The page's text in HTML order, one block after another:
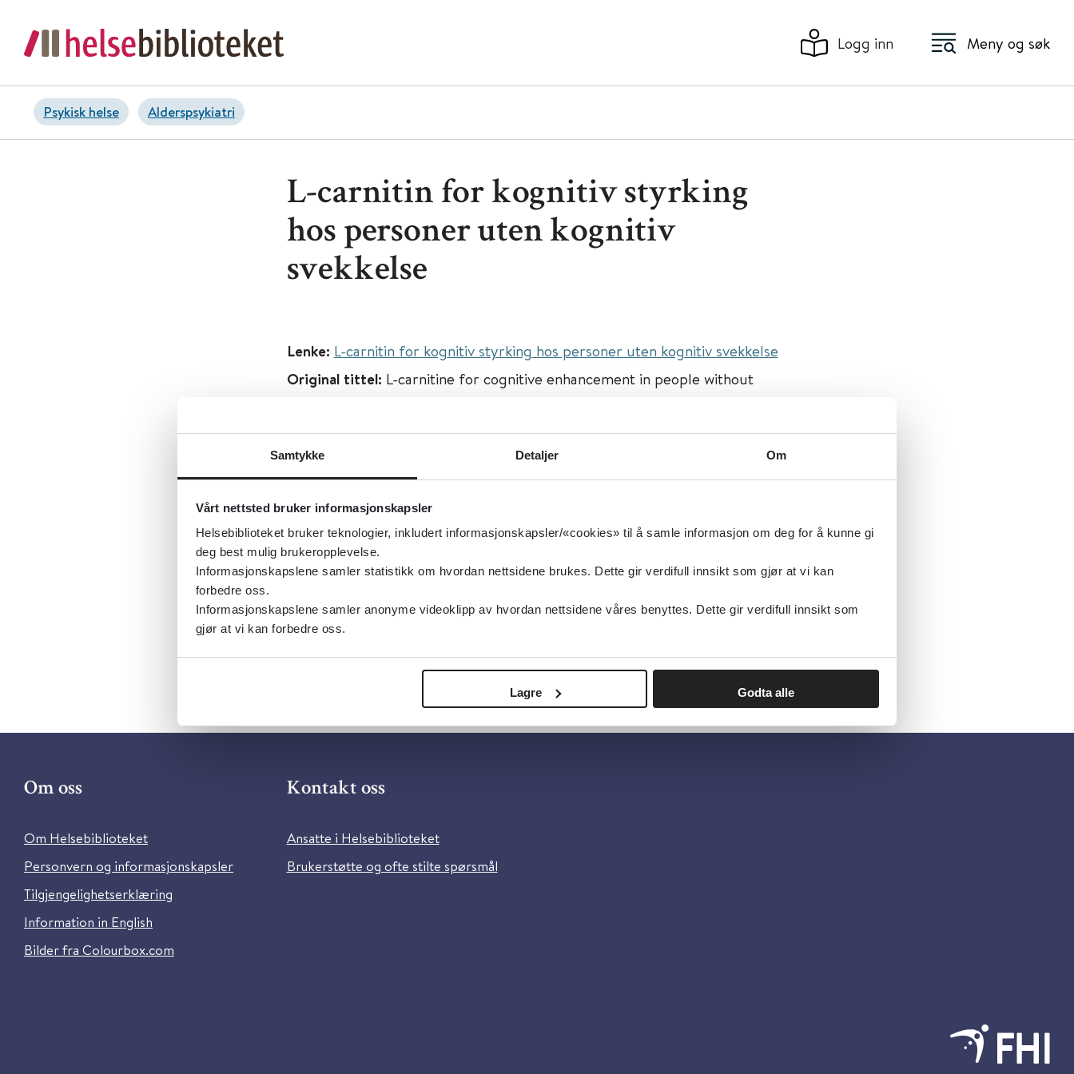
Samtykke Detaljer Om
Vårt nettsted bruker informasjonskapsler
Helsebiblioteket bruker teknologier, inkludert informasjonskapsler/«cookies» til å samle informasjon om deg for å kunne gi
deg best mulig brukeropplevelse.
Informasjonskapslene samler statistikk om hvordan nettsidene brukes. Dette gir verdifull innsikt som gjør at vi kan
forbedre oss.
Informasjonskapslene samler anonyme videoklipp av hvordan nettsidene våres benyttes. Dette gir verdifull innsikt som
gjør at vi kan forbedre oss.
Lagre Godta alle
Logg inn Meny og søk
Psykisk helse Alderspsykiatri
L-carnitin for kognitiv styrking
hos personer uten kognitiv
svekkelse
Lenke: L-carnitin for kognitiv styrking hos personer uten kognitiv svekkelse
Original tittel: L-carnitine for cognitive enhancement in people without
Først publisert:26.03.2017
Sist faglig oppdatert:
Tema:Psykisk helse, Alderspsykiatri
Emner:Kognitiv funksjon, Alderspsykiatri
Dokumenttype: Oppsummert forskning
Utgiver:Cochrane Library
Om oss
Om Helsebiblioteket
Personvern og informasjonskapsler
Tilgjengelighetserklæring
Information in English
Bilder fra Colourbox.com
Kontakt oss
Ansatte i Helsebiblioteket
Brukerstøtte og ofte stilte spørsmål